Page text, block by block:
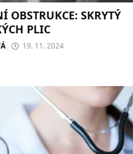
OBSTRUKCE: SKRYTÝ
PLIC
19. 11. 2024